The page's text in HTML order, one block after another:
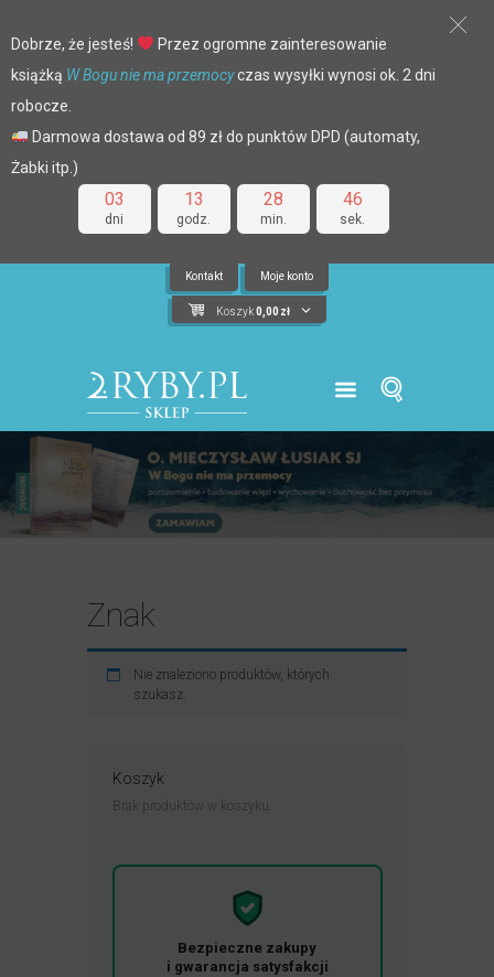
03
dni
13
godz.
28
min.
46
sek.
Dobrze, że jesteś!
Przez ogromne zainteresowanie
książką W Bogu nie ma przemocyczas wysyłki wynosi ok. 2 dni
robocze.
Darmowa dostawa od 89 zł do punktów DPD (automaty,
Żabki itp.)
Kontakt Moje konto
Koszyk 0,00 zł
Znak
Nie znaleziono produktów, których
szukasz.
Koszyk
Brak produktów w koszyku.
Bezpieczne zakupy
i gwarancja satysfakcji